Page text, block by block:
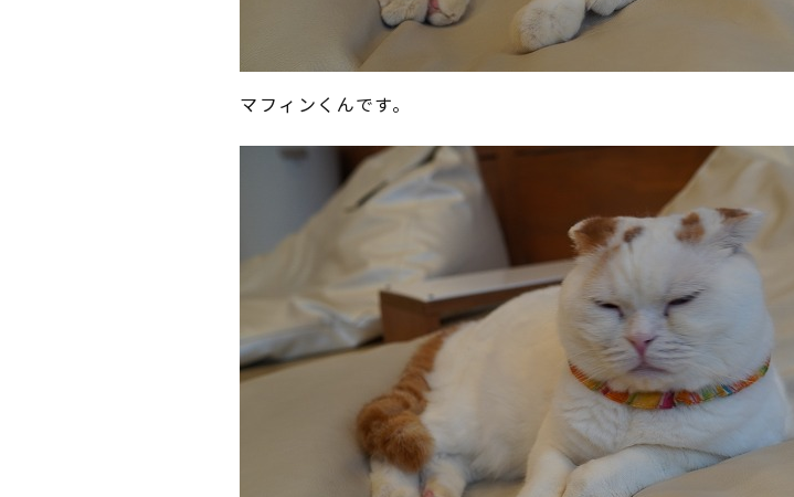
マフィンくんです。